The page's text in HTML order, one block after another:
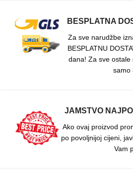
BESPLATNA
Za sve narudžbe
BESPLATNU
dana! Za sve
samo
JAMSTVO
Ako ovaj proizvod
po povoljnijoj cijeni,
Vam